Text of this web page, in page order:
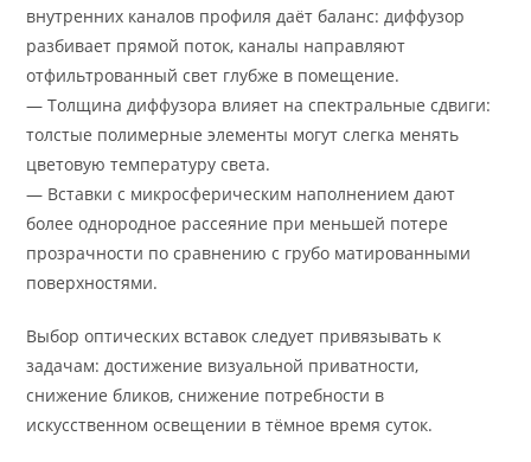
внутренних каналов профиля даёт баланс: диффузор
разбивает прямой поток, каналы направляют
отфильтрованный свет глубже в помещение.
— Толщина диффузора влияет на спектральные сдвиги:
толстые полимерные элементы могут слегка менять
цветовую температуру света.
— Вставки с микросферическим наполнением дают
более однородное рассеяние при меньшей потере
прозрачности по сравнению с грубо матированными
поверхностями.
Выбор оптических вставок следует привязывать к
задачам: достижение визуальной приватности,
снижение бликов, снижение потребности в
искусственном освещении в тёмное время суток.